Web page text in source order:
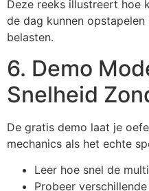
Deze reeks illustreert hoe
de dag kunnen
belasten.
6. Demo
Snelheid
De gratis demo laat je
mechanics als het echte
Leer hoe snel de
Probeer